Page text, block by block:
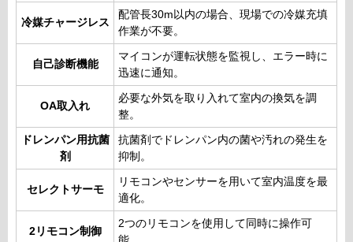
冷媒チャージレス
配管長30m以内の場合、現場での冷媒充填
作業が不要。
自己診断機能
マイコンが運転状態を監視し、エラー時に
迅速に通知。
OA取入れ
必要な外気を取り入れて室内の換気を調
整。
ドレンパン用抗菌
剤
抗菌剤でドレンパン内の菌や汚れの発生を
抑制。
セレクトサーモ
リモコンやセンサーを用いて室内温度を最
適化。
2リモコン制御
2つのリモコンを使用して同時に操作可